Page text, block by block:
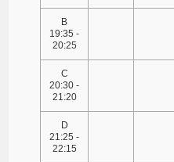
B
19:35 -
20:25
C
20:30 -
21:20
D
21:25 -
22:15